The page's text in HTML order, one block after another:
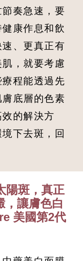
奏急速，要
康作息和飲
、更真正有
，就要考慮
程能透過先
底層的色素
的解決方
下去斑，回
陽斑，真正
，讓膚色白
美國第2代